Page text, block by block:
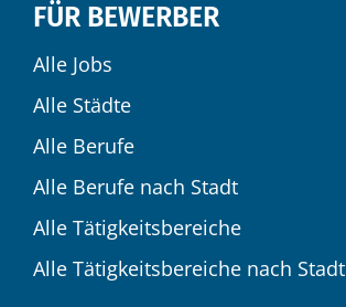
FÜR BEWERBER
Alle Jobs
Alle Städte
Alle Berufe
Alle Berufe nach Stadt
Alle Tätigkeitsbereiche
Alle Tätigkeitsbereiche nach Stadt